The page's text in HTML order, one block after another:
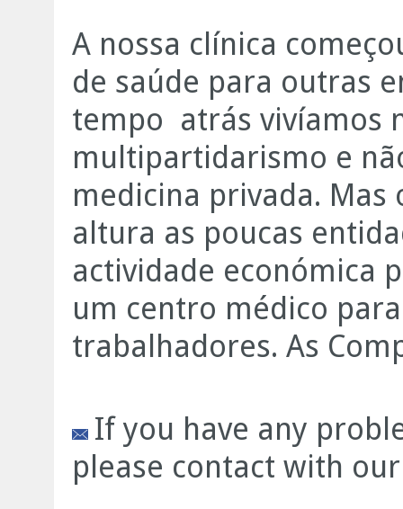
A nossa clínica
de saúde para outras
tempo atrás vivíamos
multipartidarismo e
medicina privada. Mas
altura as poucas
actividade económica
um centro médico
trabalhadores. As
If you have any
please contact with